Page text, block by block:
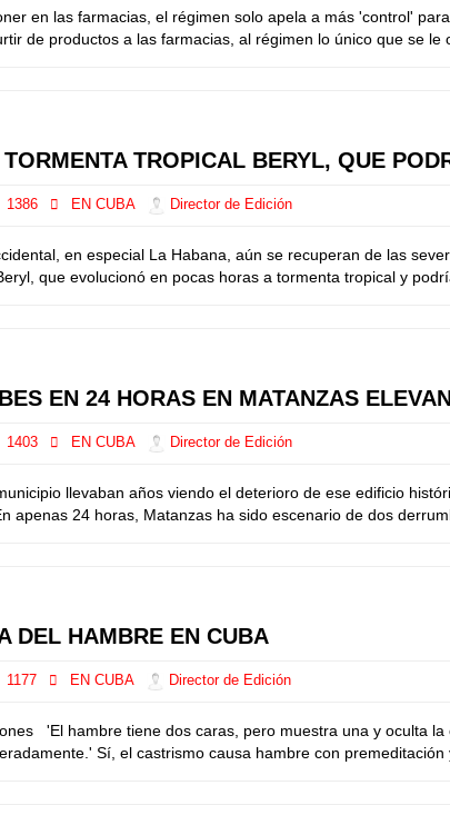
en las farmacias, el régimen solo apela a más 'control'
de productos a las farmacias, al régimen lo único que se
TROPICAL BERYL, QUE
1386 EN CUBA Director de Edición
en especial La Habana, aún se recuperan de las
que evolucionó en pocas horas a tormenta tropical y
EN 24 HORAS EN MATANZAS
1403 EN CUBA Director de Edición
llevaban años viendo el deterioro de ese edificio
apenas 24 horas, Matanzas ha sido escenario de dos
DEL HAMBRE EN CUBA
1177 EN CUBA Director de Edición
'El hambre tiene dos caras, pero muestra una y oculta
Sí, el castrismo causa hambre con